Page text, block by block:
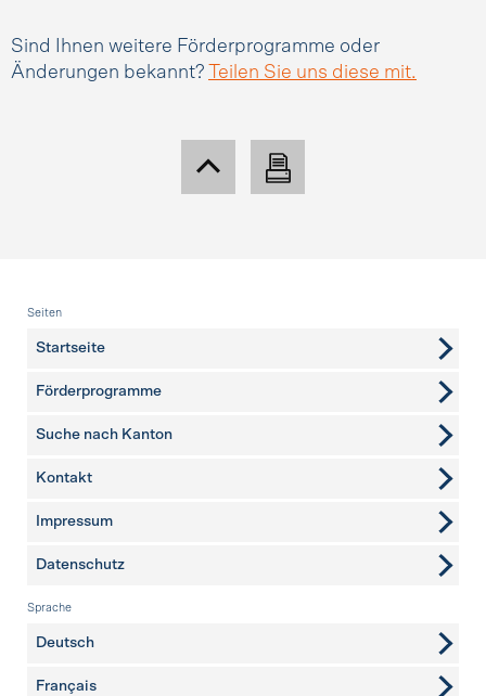
Sind Ihnen weitere Förderprogramme oder
Änderungen bekannt?
Teilen Sie uns diese mit.
Fusszeile
Seiten
Startseite
Förderprogramme
Suche nach Kanton
weitere Seiten
Kontakt
Impressum
Datenschutz
Sprache
Deutsch
Français